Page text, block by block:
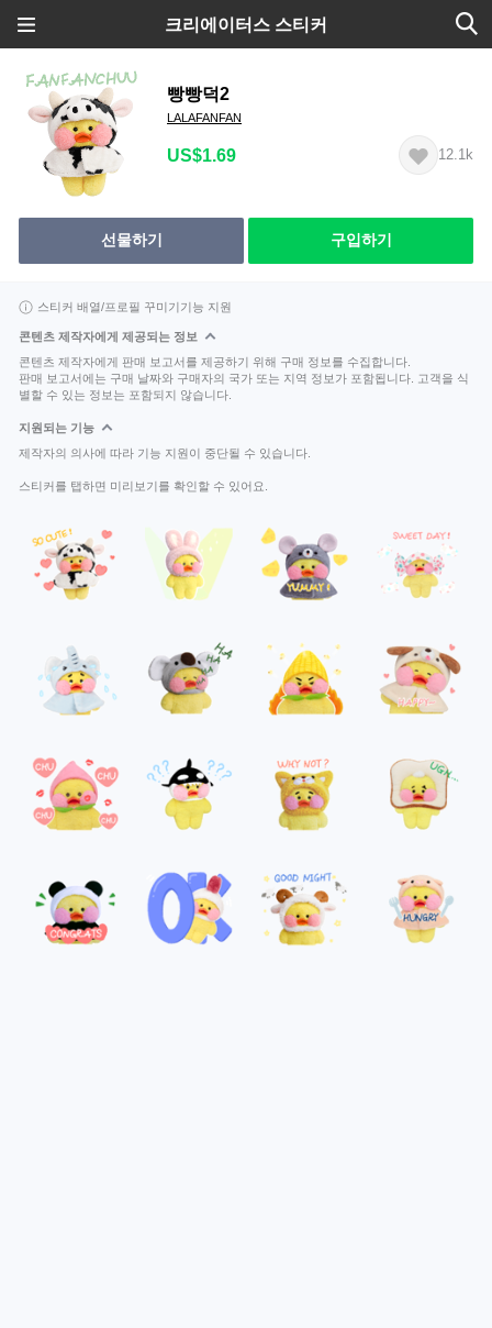
크리에이터스 스티커
빵빵덕2
LALAFANFAN
US$1.69 12.1k
선물하기 구입하기
스티커 배열/프로필 꾸미기기능 지원
콘텐츠 제작자에게 제공되는 정보
콘텐츠 제작자에게 판매 보고서를 제공하기 위해 구매 정보를 수집합니다.
판매 보고서에는 구매 날짜와 구매자의 국가 또는 지역 정보가 포함됩니다. 고객을 식
별할 수 있는 정보는 포함되지 않습니다.
지원되는 기능
제작자의 의사에 따라 기능 지원이 중단될 수 있습니다.
스티커를 탭하면 미리보기를 확인할 수 있어요.